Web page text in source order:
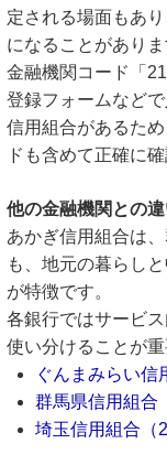
定される場面もあ
になることがありま
金融機関コード「
登録フォームなど
信用組合があるた
ドも含めて正確に
他の金融機関との
あかぎ信用組合は
も、地元の暮らし
が特徴です。
各銀行ではサービ
使い分けることが重
ぐんまみらい信
群馬県信用組合
埼玉信用組合（